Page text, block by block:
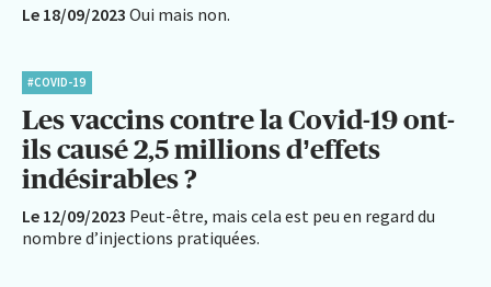
Le 18/09/2023 Oui mais non.
#COVID-19
Les vaccins contre la Covid-19 ont-
ils causé 2,5 millions d’effets
indésirables ?
Le 12/09/2023 Peut-être, mais cela est peu en regard du
nombre d’injections pratiquées.